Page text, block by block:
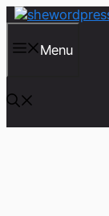
컨
츠
건
너
뛰
기
Menu